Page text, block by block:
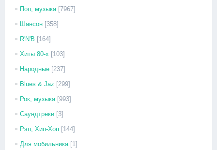
Поп, музыка [7967]
Шансон [358]
R'N'B [164]
Хиты 80-х [103]
Народные [237]
Blues & Jaz [299]
Рок, музыка [993]
Саундтреки [3]
Рэп, Хип-Хоп [144]
Для мобильника [1]